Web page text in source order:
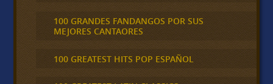
100 GRANDES FANDANGOS POR SUS
MEJORES CANTAORES
100 GREATEST HITS POP ESPAÑOL